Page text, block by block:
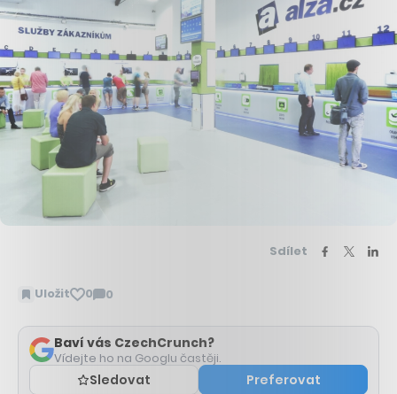
Sdílet
Uložit 0 0
Zobrazit
Baví vás CzechCrunch?
Vídejte ho na Googlu častěji.
Sledovat Preferovat